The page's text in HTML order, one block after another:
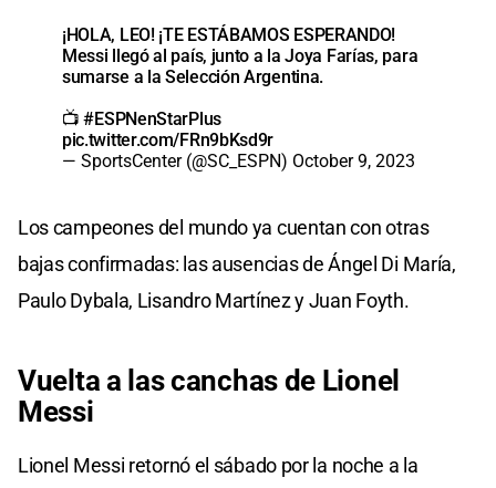
¡HOLA, LEO! ¡TE ESTÁBAMOS ESPERANDO!
Messi llegó al país, junto a la Joya Farías, para
sumarse a la Selección Argentina.
📺#ESPNenStarPlus
pic.twitter.com/FRn9bKsd9r
— SportsCenter (@SC_ESPN) October 9, 2023
Los campeones del mundo ya cuentan con otras
bajas confirmadas: las ausencias de Ángel Di María,
Paulo Dybala, Lisandro Martínez y Juan Foyth.
Vuelta a las canchas de Lionel
Messi
Lionel Messi retornó el sábado por la noche a la